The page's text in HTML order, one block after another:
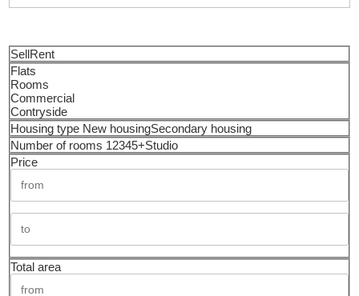
SellRent
Flats
Rooms
Commercial
Contryside
Housing type New housingSecondary housing
Number of rooms 12345+Studio
Price
Total area